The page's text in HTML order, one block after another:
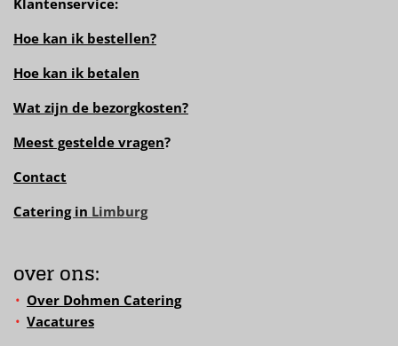
Hoe kan ik bestellen?
Hoe kan ik betalen
Wat zijn de bezorgkosten?
Meest gestelde vragen?
Contact
Catering in Limburg
over ons:
Over Dohmen Catering
Vacatures